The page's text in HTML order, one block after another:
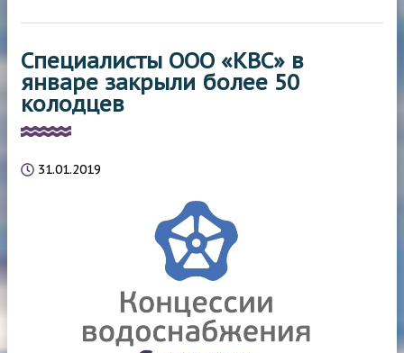
Специалисты ООО «КВС» в
январе закрыли более 50
колодцев
31.01.2019